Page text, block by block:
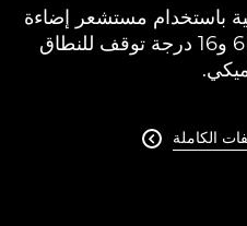
باستخدام مستشعر إضاءة
خلفية كامل الإطار بدقة 6K و16 درجة توقف للنطاق
الكاملة 